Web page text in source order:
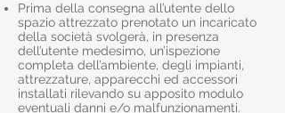
Prima della consegna all’utente dello
spazio attrezzato prenotato un incaricato
della società svolgerà, in presenza
dell’utente medesimo, un’ispezione
completa dell’ambiente, degli impianti,
attrezzature, apparecchi ed accessori
installati rilevando su apposito modulo
eventuali danni e/o malfunzionamenti.